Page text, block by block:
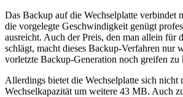
Das Backup auf die Wechselplatte verbindet
die vorgelegte Geschwindigkeit genügt
ausreicht. Auch der Preis, den man allein
schlägt, macht dieses Backup-Verfahren nur
vorletzte Backup-Generation noch greifen
Allerdings bietet die Wechselplatte sich
Wechselkapazität um weitere 43 MB. Auch